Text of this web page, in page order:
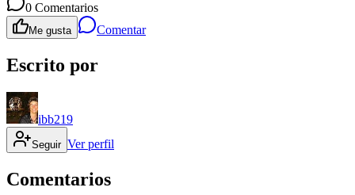
0 Comentarios
Me gusta Comentar
Escrito por
ibb219
Seguir Ver perfil
Comentarios